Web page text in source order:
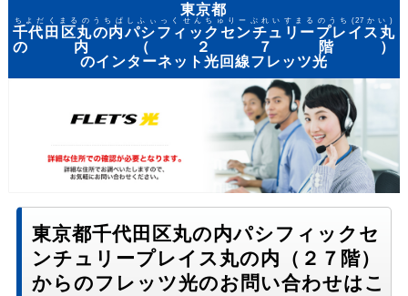
東京都
千代田区丸の内パシフィックセンチュリープレイス丸
の内（２７階）
ちよだくまるのうちぱしふぃっくせんちゅりーぷれいすまるのうち(27かい)
のインターネット光回線フレッツ光
東京都千代田区丸の内パシフィックセ
ンチュリープレイス丸の内（２７階）
からのフレッツ光のお問い合わせはこ